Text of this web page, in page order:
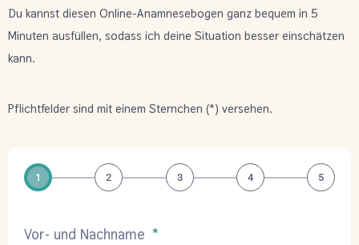
Du kannst diesen Online-Anamnesebogen ganz bequem in 5
Minuten ausfüllen, sodass ich deine Situation besser einschätzen
kann.
Pflichtfelder sind mit einem Sternchen (*) versehen.
1 2 3 4 5
Vor- und Nachname